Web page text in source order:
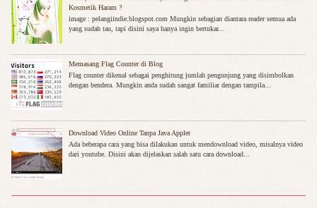
Kosmetik Haram ?
image : pelangiindie.blogspot.com Mungkin sebagian diantara reader semua ada
yang sudah tau, tapi disini saya hanya ingin bertukar...
Memasang Flag Counter di Blog
Flag counter dikenal sebagai penghitung jumlah pengunjung yang disimbolkan
dengan bendera. Mungkin anda sudah sangat familiar dengan tampila...
Download Video Online Tanpa Java Applet
Ada beberapa cara yang bisa dilakukan untuk mendownload video, misalnya video
dari youtube. Disini akan dijelaskan salah satu cara download...